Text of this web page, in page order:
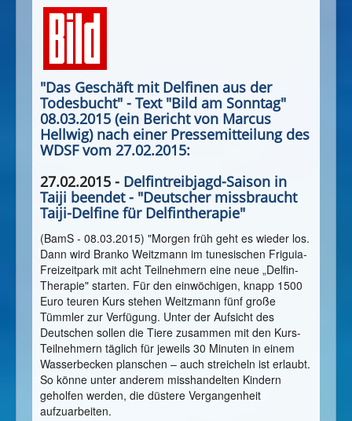
"Das Geschäft mit Delfinen aus der
Todesbucht" - Text "Bild am Sonntag"
08.03.2015 (ein Bericht von Marcus
Hellwig) nach einer Pressemitteilung des
WDSF vom 27.02.2015:
27.02.2015 - Delfintreibjagd-Saison in
Taiji beendet - "Deutscher missbraucht
Taiji-Delfine für Delfintherapie"
(BamS - 08.03.2015) "Morgen früh geht es wieder los.
Dann wird Branko Weitzmann im tunesischen Friguia-
Freizeitpark mit acht Teilnehmern eine neue „Delfin-
Therapie" starten. Für den einwöchigen, knapp 1500
Euro teuren Kurs stehen Weitzmann fünf große
Tümmler zur Verfügung. Unter der Aufsicht des
Deutschen sollen die Tiere zusammen mit den Kurs-
Teilnehmern täglich für jeweils 30 Minuten in einem
Wasserbecken planschen – auch streicheln ist erlaubt.
So könne unter anderem misshandelten Kindern
geholfen werden, die düstere Vergangenheit
aufzuarbeiten.